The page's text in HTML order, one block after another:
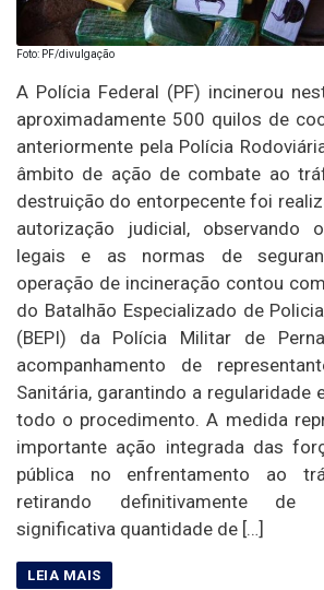
Foto: PF/divulgação
A Polícia Federal (PF) incinerou
aproximadamente 500 quilos de
anteriormente pela Polícia
âmbito de ação de combate ao
destruição do entorpecente foi
autorização judicial, observando
legais e as normas de
operação de incineração contou
do Batalhão Especializado de
(BEPI) da Polícia Militar de
acompanhamento de
Sanitária, garantindo a regularidade
todo o procedimento. A medida
importante ação integrada das
pública no enfrentamento ao
retirando definitivamente de
significativa quantidade de […]